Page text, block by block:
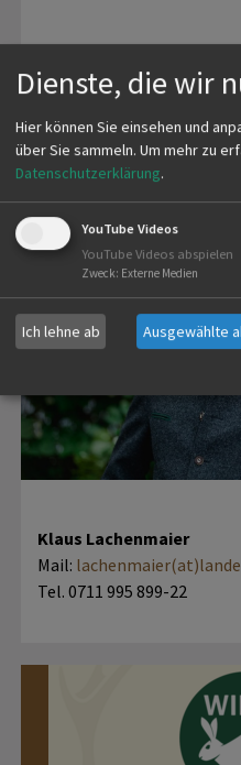
vorherige
ANSPRECHPARTNER LJV
Klaus Lachenmaier
Mail:
Tel. 0711 995 899-22
Dienste, die wir
Hier können Sie einsehen und
über Sie sammeln. Um mehr zu
Datenschutzerklärung.
YouTube Videos
YouTube Videos abspielen
Zweck: Externe Medien
Ich lehne ab Ausgewählte